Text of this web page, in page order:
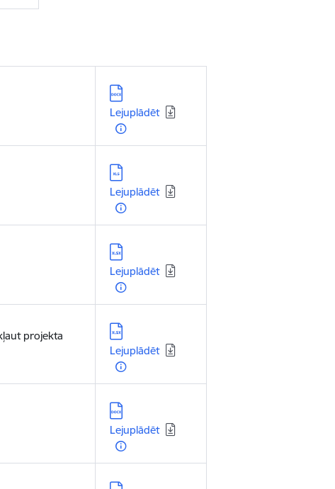
Lejupielādēt:
Lejuplādēt
Lejupielādēt:
Lejuplādēt
Lejupielādēt:
Lejuplādēt
projekta
Lejupielādēt:
Lejuplādēt
Lejupielādēt:
Lejuplādēt